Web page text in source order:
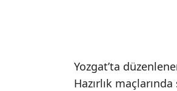
Yozgat’ta
Hazırlık